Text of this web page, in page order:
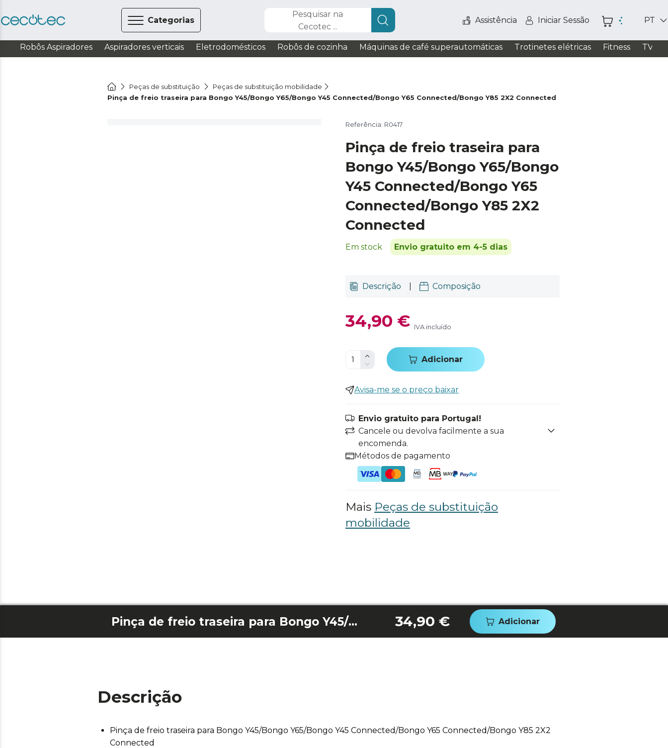
Categorias
Pesquisar na
Cecotec ...
Assistência Iniciar Sessão PT
Robôs Aspiradores Aspiradores verticais Eletrodomésticos Robôs de cozinha Máquinas de café superautomáticas Trotinetes elétricas Fitness TV /
Peças de substituição
Peças de substituição mobilidade
Pinça de freio traseira para Bongo Y45/Bongo Y65/Bongo Y45 Connected/Bongo Y65 Connected/Bongo Y85 2X2 Connected
Referência: R0417
Pinça de freio traseira para
Bongo Y45/Bongo Y65/Bongo
Y45 Connected/Bongo Y65
Connected/Bongo Y85 2X2
Connected
Em stock Envio gratuito em 4-5 dias
Descrição Composição
34,90 € IVA incluído
Adicionar
Avisa-me se o preço baixar
Envio gratuito para Portugal!
Cancele ou devolva facilmente a sua
encomenda.
Métodos de pagamento
Mais Peças de substituição
mobilidade
Pinça de freio traseira para Bongo Y45/Bongo Y65/Bongo Y45 Connected/Bongo Y65 Connected/Bongo Y85 2X2 Connected 34,90 € Adicionar
Descrição
Pinça de freio traseira para Bongo Y45/Bongo Y65/Bongo Y45 Connected/Bongo Y65 Connected/Bongo Y85 2X2
Connected